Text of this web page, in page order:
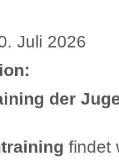
Juli 2026
der
findet